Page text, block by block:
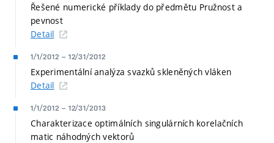
Řešené numerické příklady do předmětu Pružnost a
pevnost
Detail
1/1/2012 – 12/31/2012
Experimentální analýza svazků skleněných vláken
Detail
1/1/2012 – 12/31/2013
Charakterizace optimálních singulárních korelačních
matic náhodných vektorů